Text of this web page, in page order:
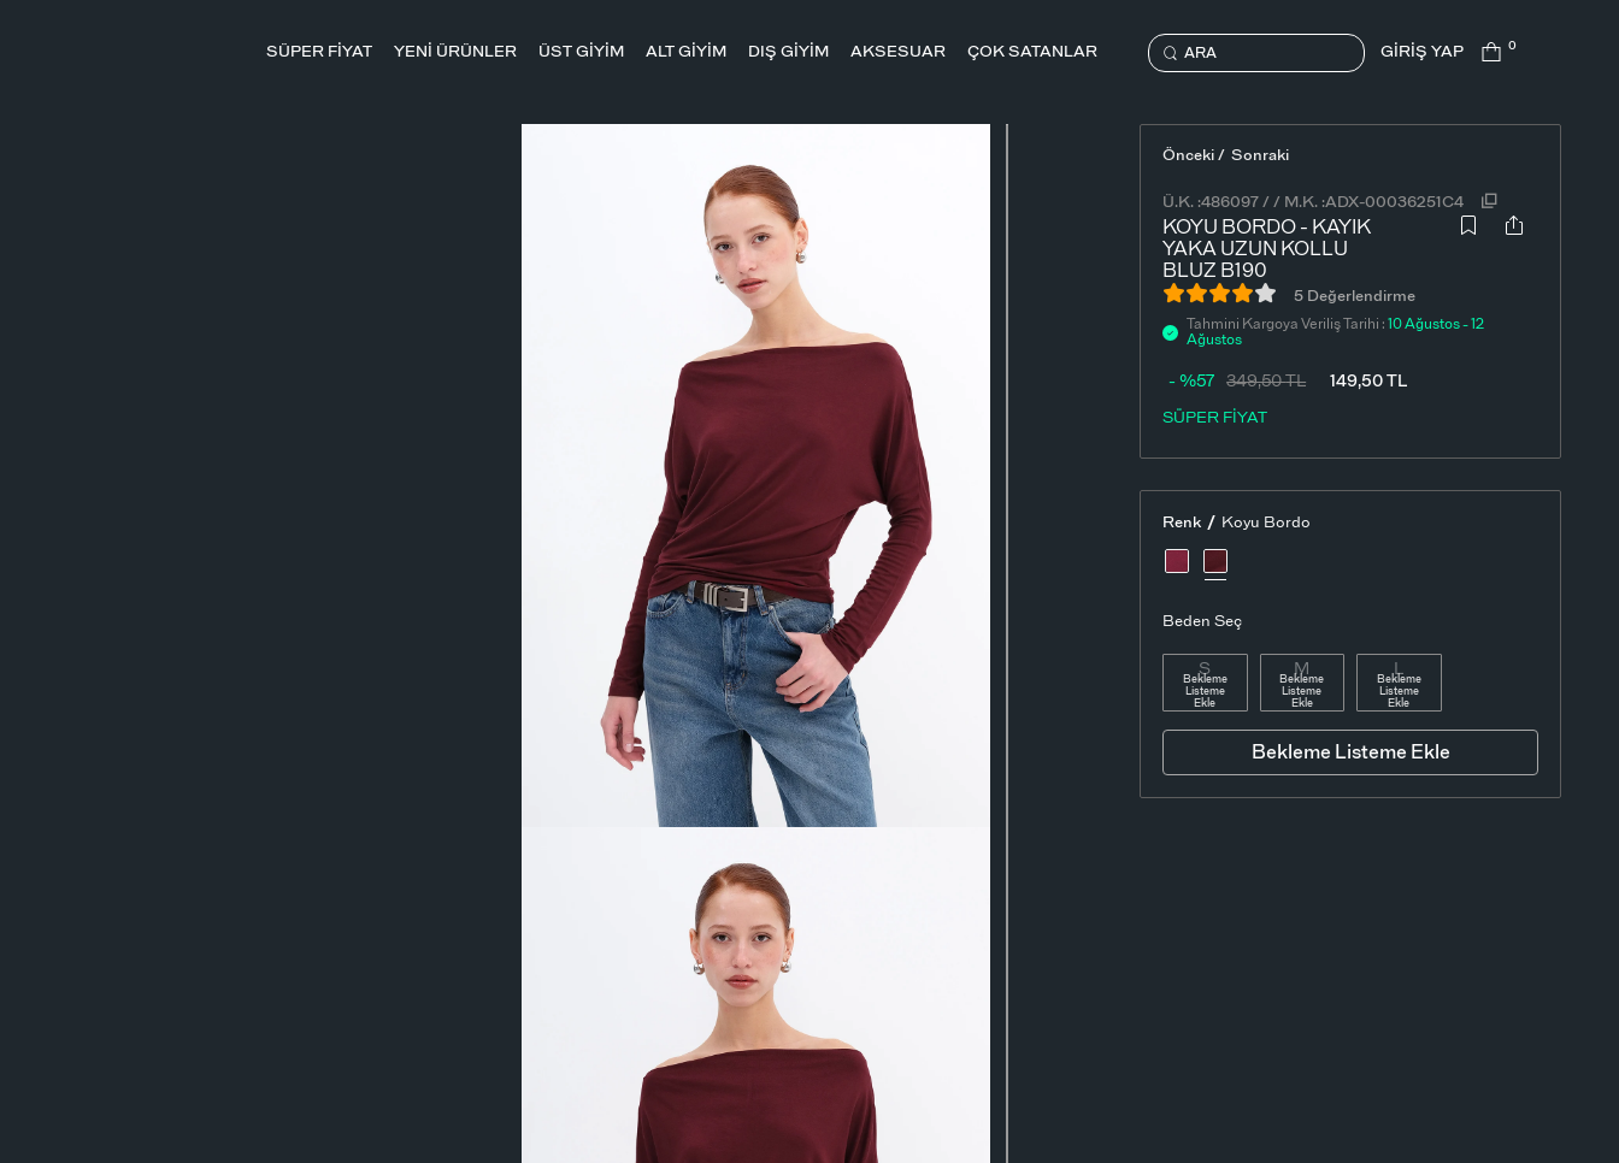
SÜPER FİYAT YENİ ÜRÜNLER ÜST GİYİM ALT GİYİM DIŞ GİYİM AKSESUAR ÇOK SATANLAR ARA GİRİŞ YAP 0
Önceki / Sonraki
Ü.K. :486097 // M.K. :ADX-00036251C4
KOYU BORDO - KAYIK
YAKA UZUN KOLLU
BLUZ B190
5 Değerlendirme
Tahmini Kargoya Veriliş Tarihi :10 Ağustos - 12
Ağustos
SÜPER FİYAT
349,50TL 149,50TL
- %57
Renk / Koyu Bordo
Beden Seç
S
Bekleme
Listeme
Ekle
M
Bekleme
Listeme
Ekle
L
Bekleme
Listeme
Ekle
Bekleme Listeme Ekle